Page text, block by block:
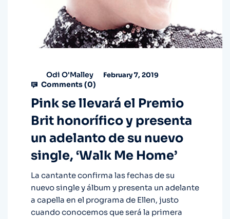
Odi O'Malley February 7, 2019
Comments (0)
Pink se llevará el Premio
Brit honorífico y presenta
un adelanto de su nuevo
single, ‘Walk Me Home’
La cantante confirma las fechas de su
nuevo single y álbum y presenta un adelante
a capella en el programa de Ellen, justo
cuando conocemos que será la primera